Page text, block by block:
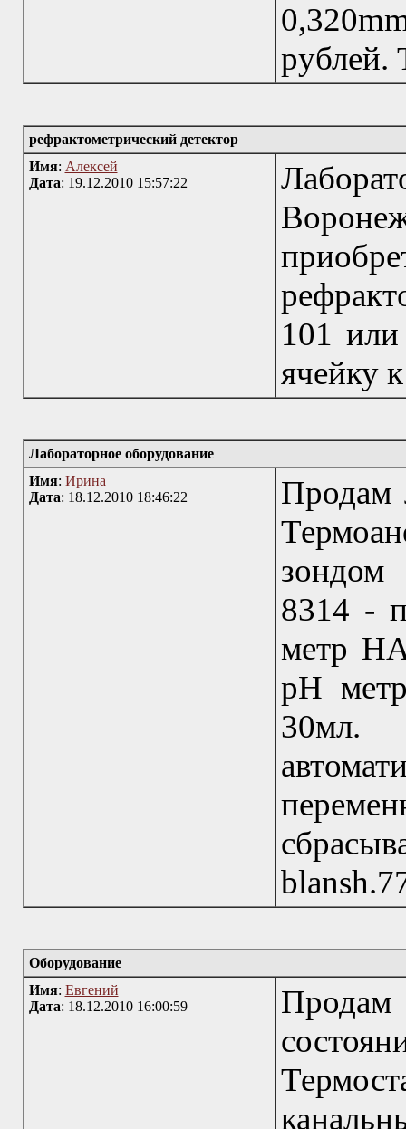
рублей.
рефрактометрический детектор
Имя: Алексей
Дата: 19.12.2010 15:57:22
101
ячейку
Лабораторное оборудование
Имя: Ирина
Дата: 18.12.2010 18:46:22
Продам
зондом
8314 -
метр
pH
Оборудование
Имя: Евгений
Дата: 18.12.2010 16:00:59